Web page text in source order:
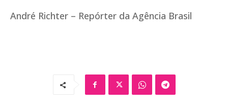
André Richter – Repórter da Agência Brasil